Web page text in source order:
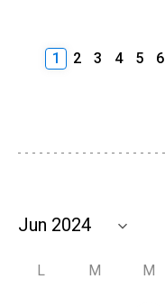
1 2 3 4 5 6
L M M